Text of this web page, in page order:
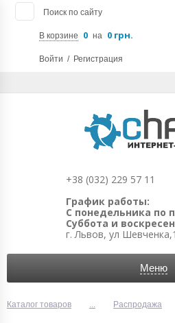
Поиск по сайту
В корзине 0 на 0 грн.
Войти / Регистрация
+38 (032) 229 57 11
График работы:
С понедельника по
Суббота и
г. Львов, ул
Меню
Каталог товаров ... Распродажа